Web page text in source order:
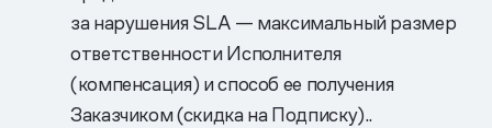
за нарушения SLA — максимальный размер
ответственности Исполнителя
(компенсация) и способ ее получения
Заказчиком (скидка на Подписку)..